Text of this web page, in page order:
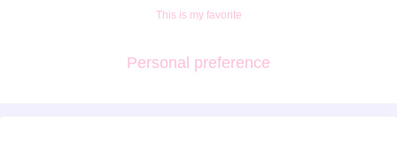
This is my favorite
Personal preference